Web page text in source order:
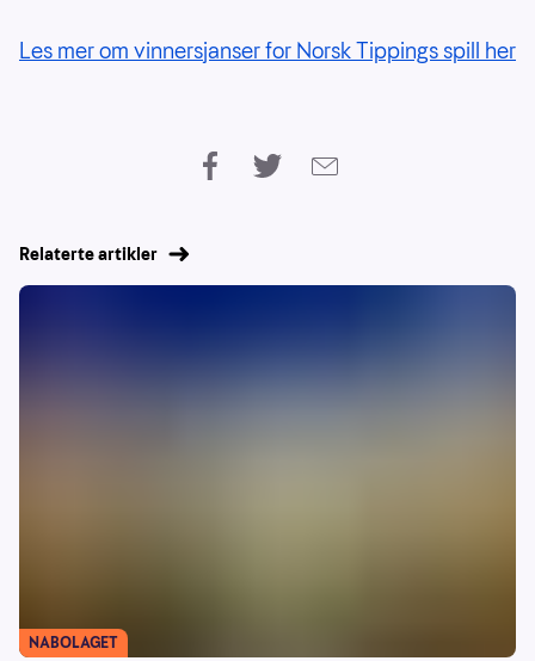
Les mer om vinnersjanser for Norsk Tippings spill her
Relaterte artikler
NABOLAGET